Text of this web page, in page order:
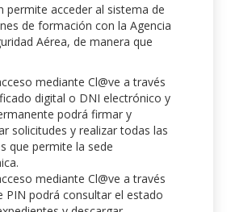
permite acceder al sistema de
de formación con la Agencia
Aérea, de manera que
mediante Cl@ve a través
digital o DNI electrónico y
podrá firmar y
solicitudes y realizar todas las
que permite la sede
mediante Cl@ve a través
PIN podrá consultar el estado